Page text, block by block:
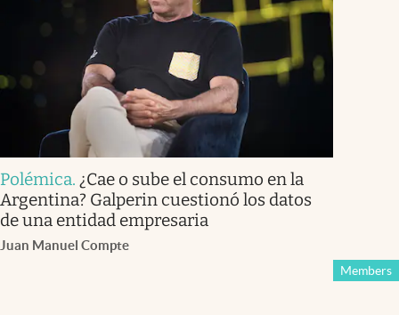
Polémica. ¿Cae o sube el consumo en la
Argentina? Galperin cuestionó los datos
de una entidad empresaria
Juan Manuel Compte
Members